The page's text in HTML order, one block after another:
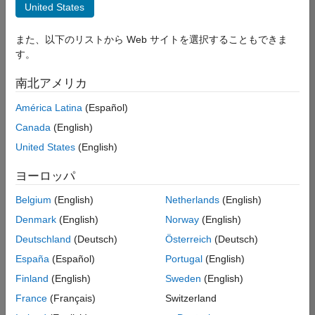
企業向けセールス
教育機関向けセールス
マーケティング サービス
選
し
人
の
保
存
一
部
人
United States
また、以下のリストから Web サイトを選択することもできま
す。
南北アメリカ
América Latina (Español)
Canada (English)
United States (English)
ヨーロッパ
Belgium (English)
Denmark (English)
Deutschland (Deutsch)
España (Español)
Finland (English)
France (Français)
Netherlands(English)
Norway(English)
Österreich (Deutsch)
Portugal(English)
Sweden (English)
Switzerland